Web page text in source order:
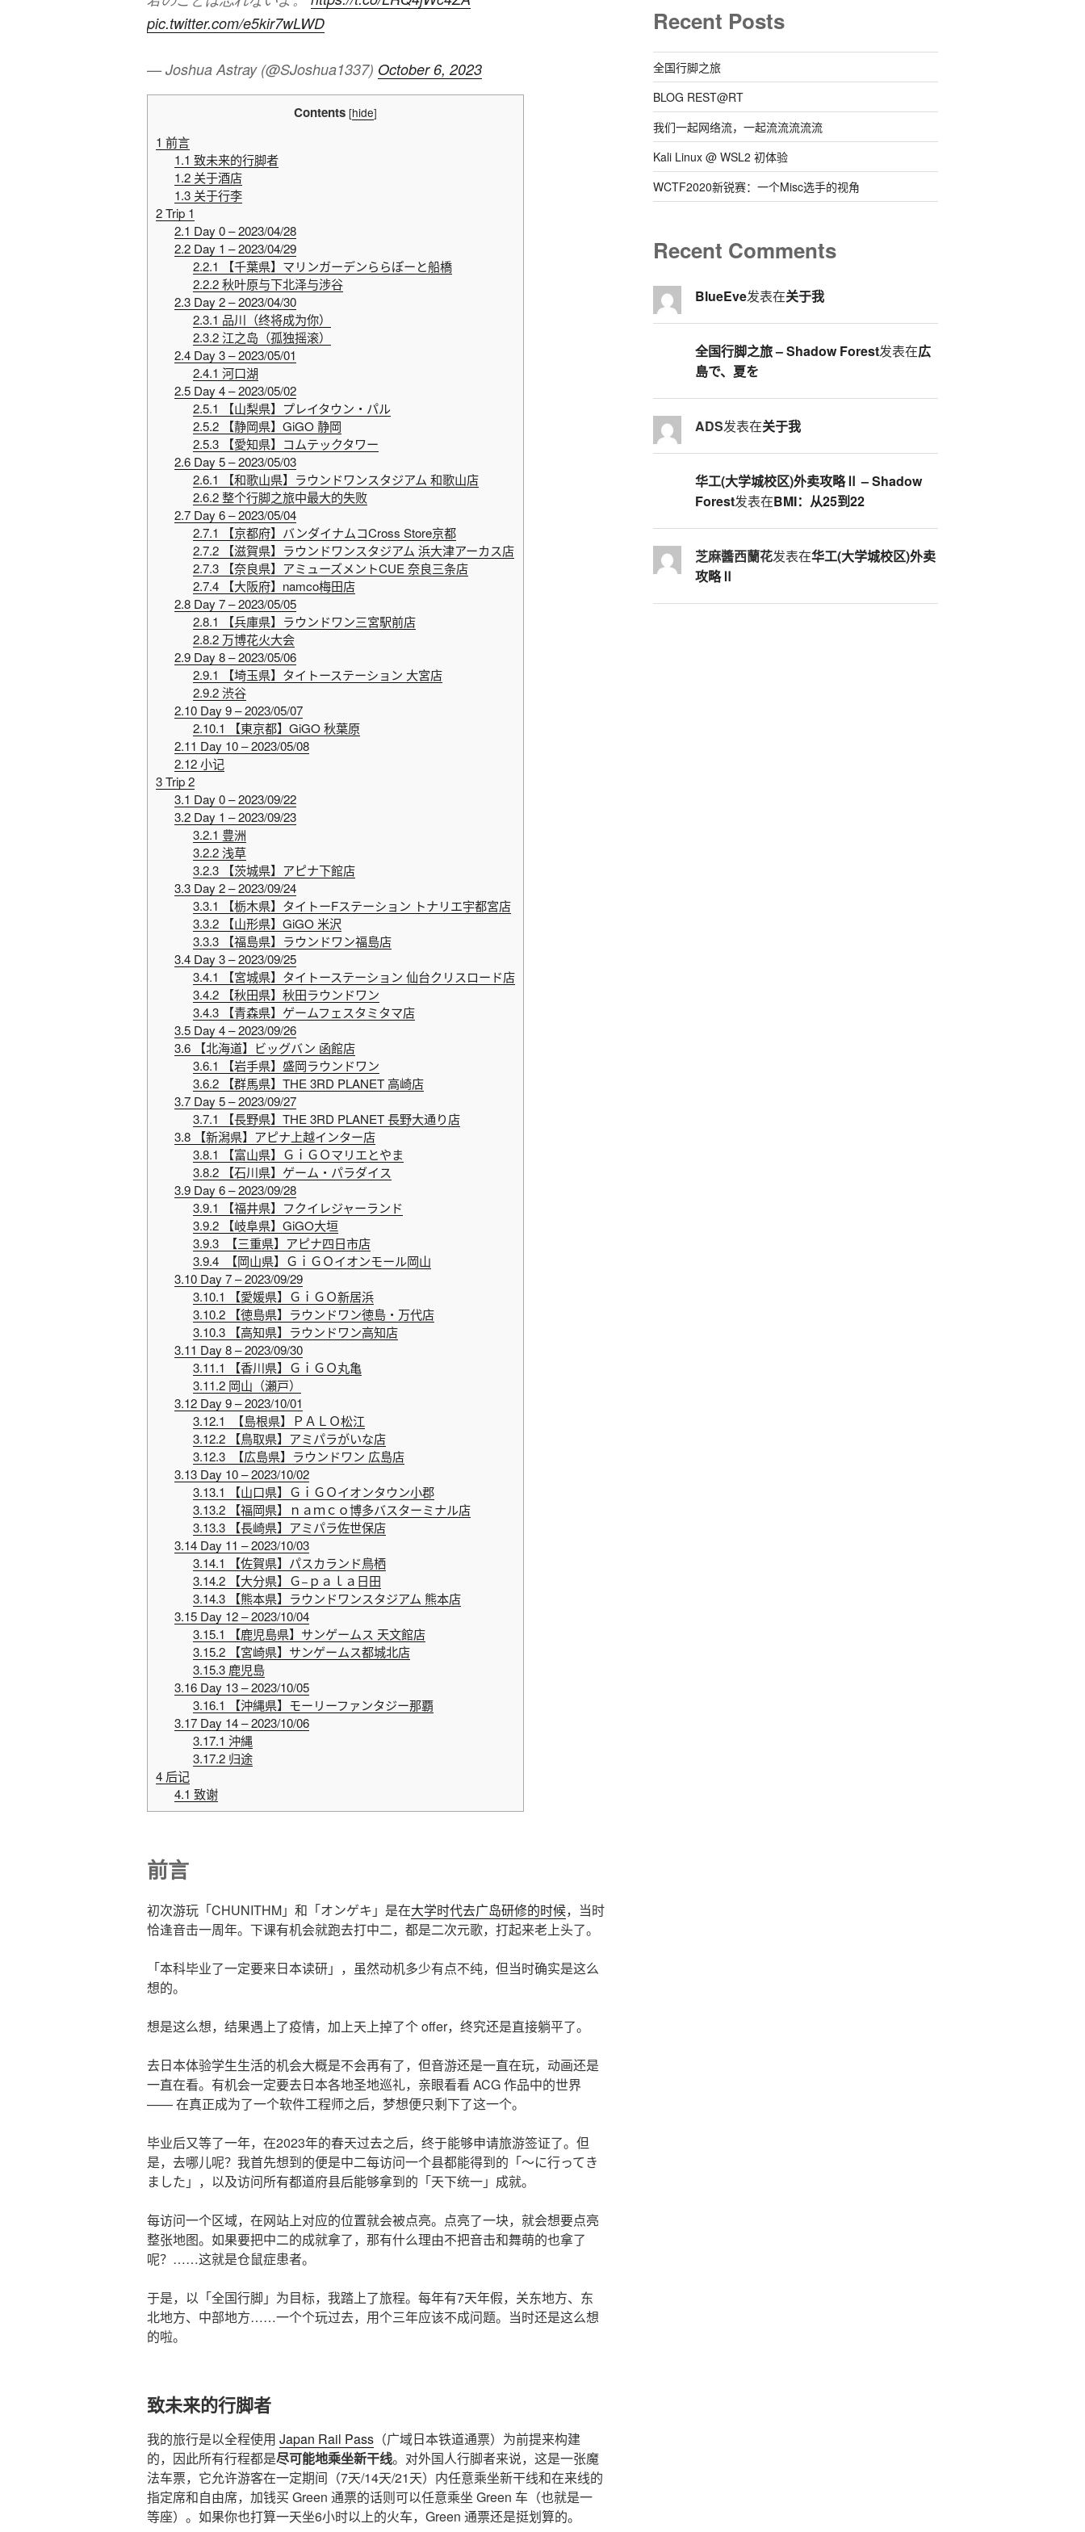
pic.twitter.com/e5kir7wLWD
— Joshua Astray (@SJoshua1337) October 6, 2023
Contents [hide]
1 前言
1.1 致未来的行脚者
1.2 关于酒店
1.3 关于行李
2Trip 1
2.1 Day 0 – 2023/04/28
2.2 Day 1 – 2023/04/29
2.2.1 【千葉県】マリンガーデンららぽーと船橋
2.2.2秋叶原与下北泽与涉谷
2.3 Day 2 – 2023/04/30
2.3.1 品川（终将成为你）
2.3.2江之岛（孤独摇滚）
2.4 Day 3 – 2023/05/01
2.4.1 河口湖
2.5 Day 4 – 2023/05/02
2.5.1 【山梨県】プレイタウン・パル
2.5.2 【静岡県】GiGO 静岡
2.5.3 【愛知県】コムテックタワー
2.6 Day 5 – 2023/05/03
2.6.1 【和歌山県】ラウンドワンスタジアム 和歌山店
2.6.2整个行脚之旅中最大的失败
2.7 Day 6 – 2023/05/04
2.7.1 【京都府】バンダイナムコCross Store京都
2.7.2 【滋賀県】ラウンドワンスタジアム 浜大津アーカス店
2.7.3 【奈良県】アミューズメントCUE 奈良三条店
2.7.4 【大阪府】namco梅田店
2.8 Day 7 – 2023/05/05
2.8.1 【兵庫県】ラウンドワン三宮駅前店
2.8.2 万博花火大会
2.9 Day 8 – 2023/05/06
2.9.1 【埼玉県】タイトーステーション 大宮店
2.9.2渋谷
2.10 Day 9 – 2023/05/07
2.10.1 【東京都】GiGO 秋葉原
2.11 Day 10 – 2023/05/08
2.12小记
3Trip 2
3.1 Day 0 – 2023/09/22
3.2 Day 1 – 2023/09/23
3.2.1 豊洲
3.2.2浅草
3.2.3 【茨城県】アピナ下館店
3.3 Day 2 – 2023/09/24
3.3.1 【栃木県】タイトーFステーション トナリエ宇都宮店
3.3.2 【山形県】GiGO 米沢
3.3.3 【福島県】ラウンドワン福島店
3.4 Day 3 – 2023/09/25
3.4.1 【宮城県】タイトーステーション 仙台クリスロード店
3.4.2 【秋田県】秋田ラウンドワン
3.4.3 【青森県】ゲームフェスタミタマ店
3.5 Day 4 – 2023/09/26
3.6 【北海道】ビッグバン 函館店
3.6.1 【岩手県】盛岡ラウンドワン
3.6.2 【群馬県】THE 3RD PLANET 高崎店
3.7 Day 5 – 2023/09/27
3.7.1 【長野県】THE 3RD PLANET 長野大通り店
3.8 【新潟県】アピナ上越インター店
3.8.1 【富山県】ＧｉＧＯマリエとやま
3.8.2 【石川県】ゲーム・パラダイス
3.9 Day 6 – 2023/09/28
3.9.1 【福井県】フクイレジャーランド
3.9.2 【岐阜県】GiGO大垣
3.9.3 【三重県】アピナ四日市店
3.9.4 【岡山県】ＧｉＧＯイオンモール岡山
3.10 Day 7 – 2023/09/29
3.10.1 【愛媛県】ＧｉＧＯ新居浜
3.10.2 【徳島県】ラウンドワン徳島・万代店
3.10.3 【高知県】ラウンドワン高知店
3.11 Day 8 – 2023/09/30
3.11.1 【香川県】ＧｉＧＯ丸亀
3.11.2 岡山（瀬戸）
3.12 Day 9 – 2023/10/01
3.12.1 【島根県】ＰＡＬＯ松江
3.12.2 【鳥取県】アミパラがいな店
3.12.3 【広島県】ラウンドワン 広島店
3.13 Day 10 – 2023/10/02
3.13.1 【山口県】ＧｉＧＯイオンタウン小郡
3.13.2 【福岡県】ｎａｍｃｏ博多バスターミナル店
3.13.3 【長崎県】アミパラ佐世保店
3.14 Day 11 – 2023/10/03
3.14.1 【佐賀県】パスカランド鳥栖
3.14.2 【大分県】Ｇ−ｐａｌａ日田
3.14.3 【熊本県】ラウンドワンスタジアム 熊本店
3.15 Day 12 – 2023/10/04
3.15.1 【鹿児島県】サンゲームス 天文館店
3.15.2 【宮崎県】サンゲームス都城北店
3.15.3 鹿児島
3.16 Day 13 – 2023/10/05
3.16.1 【沖縄県】モーリーファンタジー那覇
3.17 Day 14 – 2023/10/06
3.17.1 沖縄
3.17.2 归途
4 后记
4.1 致谢
前言
初次游玩「CHUNITHM」和「オンゲキ」是在大学时代去广岛研修的时候，当时
恰逢音击一周年。下课有机会就跑去打中二，都是二次元歌，打起来老上头了。
「本科毕业了一定要来日本读研」，虽然动机多少有点不纯，但当时确实是这么
想的。
想是这么想，结果遇上了疫情，加上天上掉了个 offer，终究还是直接躺平了。
去日本体验学生生活的机会大概是不会再有了，但音游还是一直在玩，动画还是
一直在看。有机会一定要去日本各地圣地巡礼，亲眼看看 ACG 作品中的世界
—— 在真正成为了一个软件工程师之后，梦想便只剩下了这一个。
毕业后又等了一年，在2023年的春天过去之后，终于能够申请旅游签证了。但
是，去哪儿呢？我首先想到的便是中二每访问一个县都能得到的「～に行ってき
ました」，以及访问所有都道府县后能够拿到的「天下统一」成就。
每访问一个区域，在网站上对应的位置就会被点亮。点亮了一块，就会想要点亮
整张地图。如果要把中二的成就拿了，那有什么理由不把音击和舞萌的也拿了
呢？……这就是仓鼠症患者。
于是，以「全国行脚」为目标，我踏上了旅程。每年有7天年假，关东地方、东
北地方、中部地方……一个个玩过去，用个三年应该不成问题。当时还是这么想
的啦。
致未来的行脚者
我的旅行是以全程使用Japan Rail Pass （广域日本铁道通票）为前提来构建
的，因此所有行程都是尽可能地乘坐新干线。对外国人行脚者来说，这是一张魔
法车票，它允许游客在一定期间（7天/14天/21天）内任意乘坐新干线和在来线的
指定席和自由席，加钱买 Green 通票的话则可以任意乘坐 Green 车（也就是一
等座）。如果你也打算一天坐6小时以上的火车，Green 通票还是挺划算的。
Recent Posts
全国行脚之旅
BLOG REST@RT
我们一起网络流，一起流流流流流
Kali Linux @ WSL2 初体验
WCTF2020新锐赛：一个Misc选手的视角
Recent Comments
BlueEve发表在关于我
全国行脚之旅 – Shadow Forest发表在広
島で、夏を
ADS发表在关于我
华工(大学城校区)外卖攻略Ⅱ – Shadow
Forest发表在BMI：从25到22
芝麻醬西蘭花发表在华工(大学城校区)外卖
攻略Ⅱ